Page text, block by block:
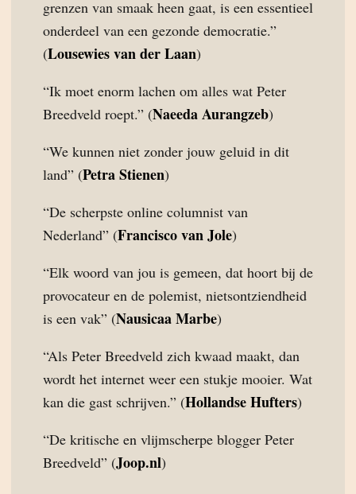
grenzen van smaak heen gaat, is een essentieel
onderdeel van een gezonde democratie.”
(Lousewies van der Laan)
“Ik moet enorm lachen om alles wat Peter
Breedveld roept.” (Naeeda Aurangzeb)
“We kunnen niet zonder jouw geluid in dit
land” (Petra Stienen)
“De scherpste online columnist van
Nederland” (Francisco van Jole)
“Elk woord van jou is gemeen, dat hoort bij de
provocateur en de polemist, nietsontziendheid
is een vak” (Nausicaa Marbe)
“Als Peter Breedveld zich kwaad maakt, dan
wordt het internet weer een stukje mooier. Wat
kan die gast schrijven.” (Hollandse Hufters)
“De kritische en vlijmscherpe blogger Peter
Breedveld” (Joop.nl)